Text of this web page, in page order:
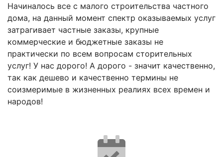
Начиналось все с малого строительства частного
дома, на данный момент спектр оказываемых услуг
затрагивает частные заказы, крупные
коммерческие и бюджетные заказы не
практически по всем вопросам сторительных
услуг! У нас дорого! А дорого - значит качественно,
так как дешево и качественно термины не
соизмеримые в жизненных реалиях всех времен и
народов!